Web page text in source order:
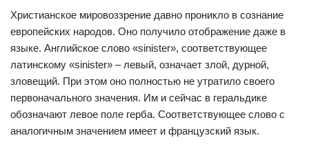
Христианское мировоззрение давно проникло в сознание
европейских народов. Оно получило отображение даже в
языке. Английское слово «sinister», соответствующее
латинскому «sinister» – левый, означает злой, дурной,
зловещий. При этом оно полностью не утратило своего
первоначального значения. Им и сейчас в геральдике
обозначают левое поле герба. Соответствующее слово с
аналогичным значением имеет и французский язык.